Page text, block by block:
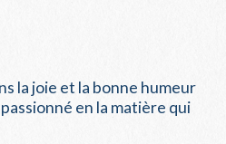
la joie et la bonne humeur
en la matière qui